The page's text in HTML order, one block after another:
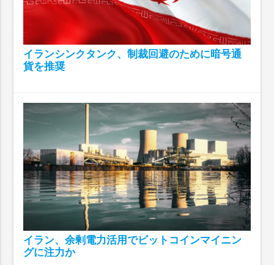
イランシンクタンク、制裁回避のために暗号通
貨を推奨
イラン、余剰電力活用でビットコインマイニン
グに注力か